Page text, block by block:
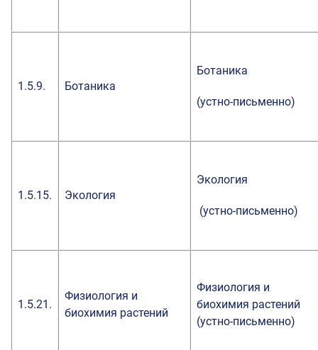
1.5.9. Ботаника
Ботаника
(устно-письменно)
1.5.15. Экология
Экология
(устно-письменно)
1.5.21.
Физиология и
биохимия растений
Физиология и
биохимия растений
(устно-письменно)